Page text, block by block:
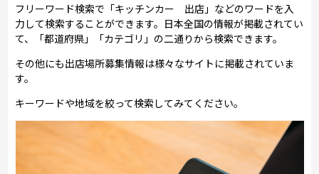
フリーワード検索で「キッチンカー 出店」などのワードを入
力して検索することができます。日本全国の情報が掲載されてい
て、「都道府県」「カテゴリ」の二通りから検索できます。
その他にも出店場所募集情報は様々なサイトに掲載されていま
す。
キーワードや地域を絞って検索してみてください。